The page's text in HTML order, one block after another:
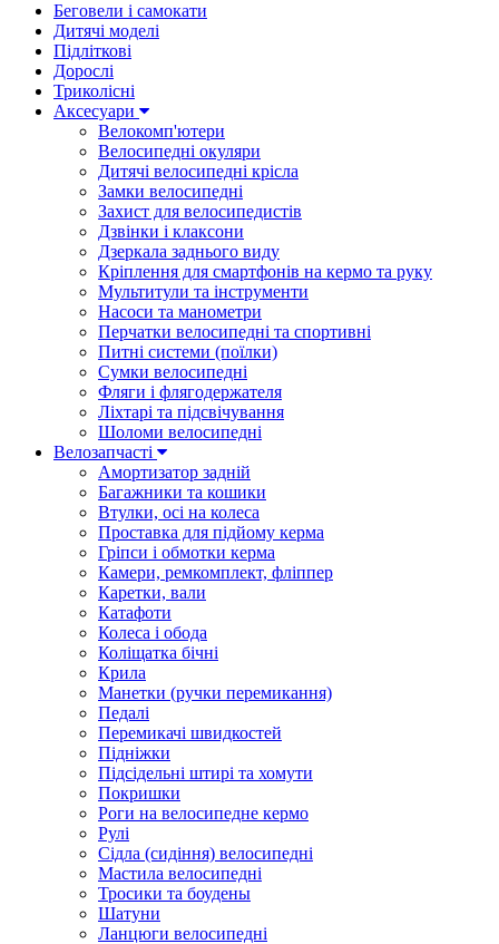
Беговели і самокати
Дитячі моделі
Підліткові
Дорослі
Триколісні
Аксесуари
Велокомп'ютери
Велосипедні окуляри
Дитячі велосипедні крісла
Замки велосипедні
Захист для велосипедистів
Дзвінки і клаксони
Дзеркала заднього виду
Кріплення для смартфонів на кермо та руку
Мультитули та інструменти
Насоси та манометри
Перчатки велосипедні та спортивні
Питні системи (поїлки)
Сумки велосипедні
Фляги і флягодержателя
Ліхтарі та підсвічування
Шоломи велосипедні
Велозапчасті
Амортизатор задній
Багажники та кошики
Втулки, осі на колеса
Проставка для підйому керма
Гріпси і обмотки керма
Камери, ремкомплект, фліппер
Каретки, вали
Катафоти
Колеса і обода
Коліщатка бічні
Крила
Манетки (ручки перемикання)
Педалі
Перемикачі швидкостей
Підніжки
Підсідельні штирі та хомути
Покришки
Роги на велосипедне кермо
Рулі
Сідла (сидіння) велосипедні
Мастила велосипедні
Тросики та боудены
Шатуни
Ланцюги велосипедні